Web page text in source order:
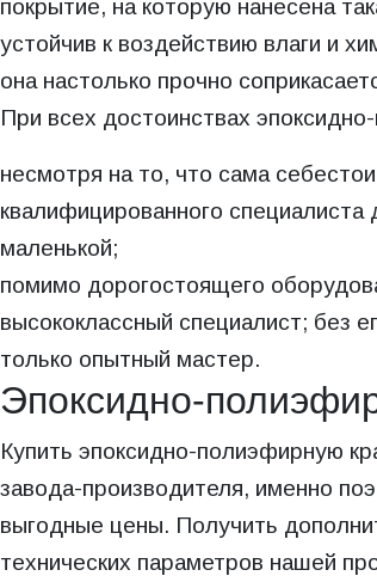
покрытие, на которую нанесена
устойчив к воздействию влаги и
она настолько прочно
При всех достоинствах
несмотря на то, что сама
квалифицированного
маленькой;
помимо дорогостоящего
высококлассный специалист; без
только опытный мастер.
Эпоксидно-
Купить эпоксидно-полиэфирную
завода-производителя, именно
выгодные цены. Получить
технических параметров нашей